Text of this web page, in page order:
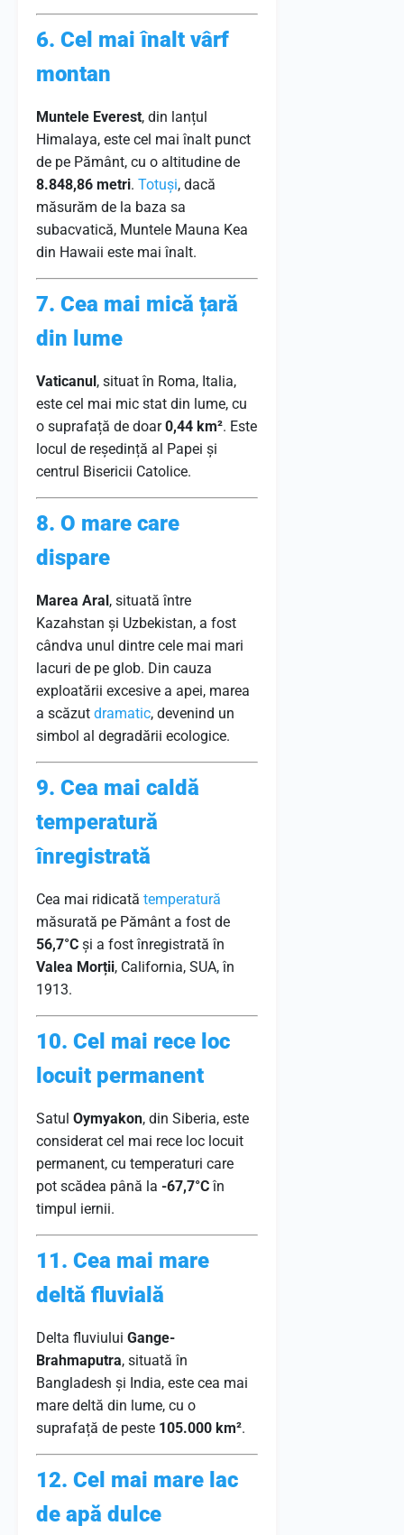
6. Cel mai înalt vârf
montan
Muntele Everest, din lanțul
Himalaya, este cel mai înalt punct
de pe Pământ, cu o altitudine de
8.848,86 metri. Totuși, dacă
măsurăm de la baza sa
subacvatică, Muntele Mauna Kea
din Hawaii este mai înalt.
7. Cea mai mică țară
din lume
Vaticanul, situat în Roma, Italia,
este cel mai mic stat din lume, cu
o suprafață de doar0,44 km². Este
locul de reședință al Papei și
centrul Bisericii Catolice.
8. O mare care
dispare
Marea Aral, situată între
Kazahstan și Uzbekistan, a fost
cândva unul dintre cele mai mari
lacuri de pe glob. Din cauza
exploatării excesive a apei, marea
a scăzut dramatic, devenind un
simbol al degradării ecologice.
9. Cea mai caldă
temperatură
înregistrată
Cea mai ridicată temperatură
măsurată pe Pământ a fost de
56,7°C și a fost înregistrată în
Valea Morții, California, SUA, în
1913.
10. Cel mai rece loc
locuit permanent
Satul Oymyakon, din Siberia, este
considerat cel mai rece loc locuit
permanent, cu temperaturi care
pot scădea până la -67,7°Cîn
timpul iernii.
11. Cea mai mare
deltă fluvială
Delta fluviului Gange-
Brahmaputra, situată în
Bangladesh și India, este cea mai
mare deltă din lume, cu o
suprafață de peste 105.000 km².
12. Cel mai mare lac
de apă dulce